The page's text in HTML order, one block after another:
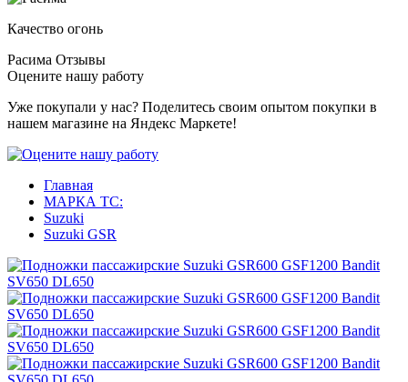
Качество огонь
Расима Отзывы
Оцените нашу работу
Уже покупали у нас? Поделитесь своим опытом покупки в
нашем магазине на Яндекс Маркете!
Главная
МАРКА ТС:
Suzuki
Suzuki GSR